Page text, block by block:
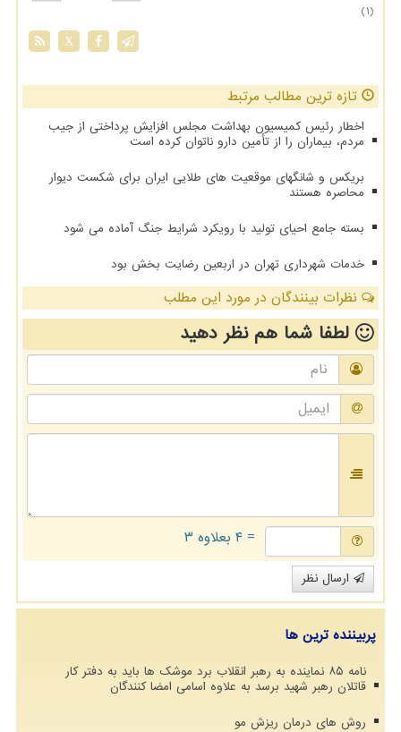
(1)
X
تازه ترین مطالب مرتبط
اخطار رئیس کمیسیون بهداشت مجلس افزایش پرداختی از جیب
مردم، بیماران را از تأمین دارو ناتوان کرده است
بریکس و شانگهای موقعیت های طلایی ایران برای شکست دیوار
محاصره هستند
بسته جامع احیای تولید با رویکرد شرایط جنگ آماده می شود
خدمات شهرداری تهران در اربعین رضایت بخش بود
نظرات بینندگان در مورد این مطلب
لطفا شما همنظر دهید
= ۴ بعلاوه ۳
ارسال نظر
پربیننده ترین ها
نامه ۸۵ نماینده به رهبر انقلاب برد موشک ها باید به دفتر کار
قاتلان رهبر شهید برسد به علاوه اسامی امضا کنندگان
روش های درمان ریزش مو